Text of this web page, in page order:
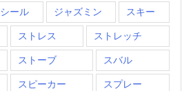
シール ジャズミン スキー
ストレス ストレッチ
ストーブ スバル
スピーカー スプレー